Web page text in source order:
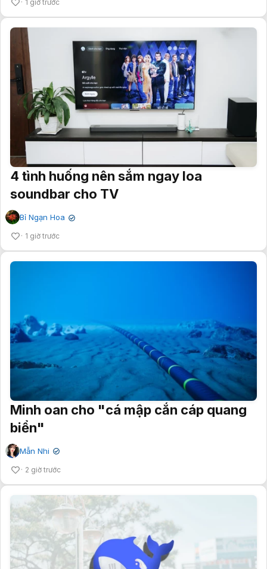
1 giờ trước
4 tình huống nên sắm ngay loa
soundbar cho TV
Bỉ Ngạn Hoa ✔
1 giờ trước
Minh oan cho "cá mập cắn cáp quang
biển"
Mẫn Nhi ✔
2 giờ trước